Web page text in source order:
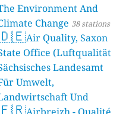
The Environment And
Climate Change 38 stations
🇩🇪Air Quality, Saxon
State Office (Luftqualität
Sächsisches Landesamt
Für Umwelt,
Landwirtschaft Und
🇫🇷